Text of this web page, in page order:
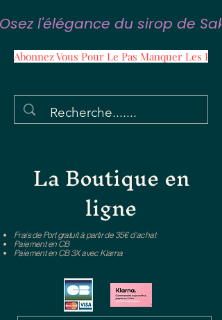
Osez l'élégance du sirop de
Abonnez Vous Pour Le Pas Manquer Les
La Boutique en
ligne
Frais de Port gratuit à partir de 35€ d'achat
Paiement en CB
Paiement en CB 3X avec Klarna